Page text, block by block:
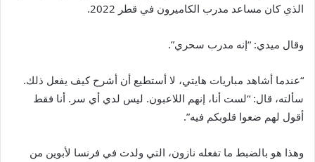
الذي كان مساعد مدرب الكاميرون في قطر 2022.
وقال ميدي: “إنه مدرب سحري”.
“عندما أشاهد مباريات هايتي، لا أستطيع أن أشرح كيف يفعل ذلك.
سألته، قال: “لست أنا، إنهم اللاعبون. ليس لدي أي سر. أنا فقط
أقول لهم ضعوا قلوبكم فيه”.
وهذا هو بالضبط ما تفعله نازون، التي ولدت في فرنسا لأبوين من